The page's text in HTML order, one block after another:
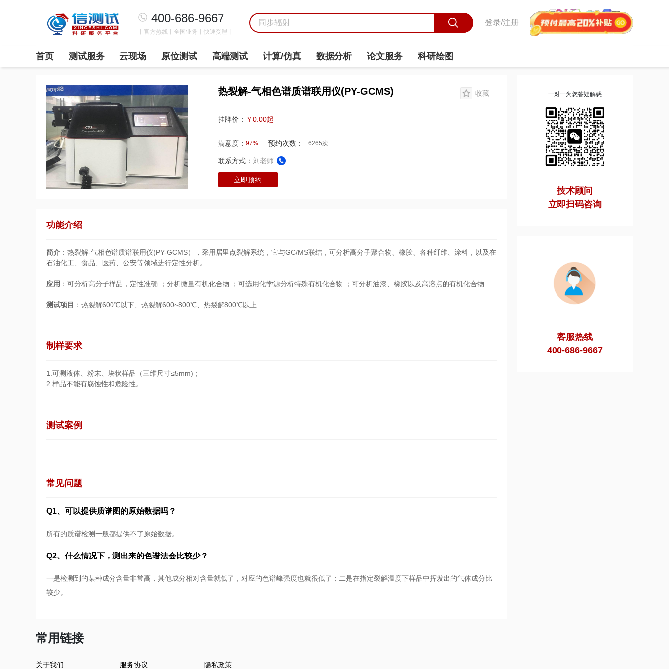
400-686-9667
丨官方热线丨全国业务丨快速受理丨
登录/注册
首页 测试服务 云现场 原位测试 高端测试 计算/仿真 数据分析 论文服务 科研绘图
热裂解-气相色谱质谱联用仪(PY-GCMS) 收藏
挂牌价： ￥0.00起
满意度： 97% 预约次数： 6265次
联系方式： 刘老师
立即预约
功能介绍
简介：热裂解-气相色谱质谱联用仪(PY-GCMS），采用居里点裂解系统，它与GC/MS联结，可分析高分子聚合物、橡胶、各种纤维、涂料，以及在
石油化工、食品、医药、公安等领域进行定性分析。
应用 ：可分析高分子样品，定性准确 ；分析微量有机化合物 ；可选用化学源分析特殊有机化合物 ；可分析油漆、橡胶以及高溶点的有机化合物
测试项目 ：热裂解600℃以下、热裂解600~800℃、热裂解800℃以上
制样要求
1.可测液体、粉末、块状样品（三维尺寸≤5mm)；
2.样品不能有腐蚀性和危险性。
测试案例
常见问题
Q1、可以提供质谱图的原始数据吗？
所有的质谱检测一般都提供不了原始数据。
Q2、什么情况下，测出来的色谱法会比较少？
一是检测到的某种成分含量非常高，其他成分相对含量就低了，对应的色谱峰强度也就很低了；二是在指定裂解温度下样品中挥发出的气体成分比
较少。
一对一为您答疑解惑
技术顾问
立即扫码咨询
客服热线
400-686-9667
常用链接
关于我们 服务协议 隐私政策